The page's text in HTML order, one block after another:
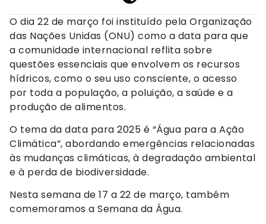
O dia 22 de março foi instituído pela Organização
das Nações Unidas (ONU) como a data para que
a comunidade internacional reflita sobre
questões essenciais que envolvem os recursos
hídricos, como o seu uso consciente, o acesso
por toda a população, a poluição, a saúde e a
produção de alimentos.
O tema da data para 2025 é “Água para a Ação
Climática”, abordando emergências relacionadas
às mudanças climáticas, à degradação ambiental
e à perda de biodiversidade.
Nesta semana de 17 a 22 de março, também
comemoramos a Semana da Água.